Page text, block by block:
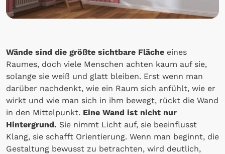
Wände sind die größte sichtbare Fläche eines
Raumes, doch viele Menschen achten kaum auf sie,
solange sie weiß und glatt bleiben. Erst wenn man
darüber nachdenkt, wie ein Raum sich anfühlt, wie er
wirkt und wie man sich in ihm bewegt, rückt die Wand
in den Mittelpunkt. Eine Wand ist nicht nur
Hintergrund. Sie nimmt Licht auf, sie beeinflusst
Klang, sie schafft Orientierung. Wenn man beginnt, die
Gestaltung bewusst zu betrachten, wird deutlich,